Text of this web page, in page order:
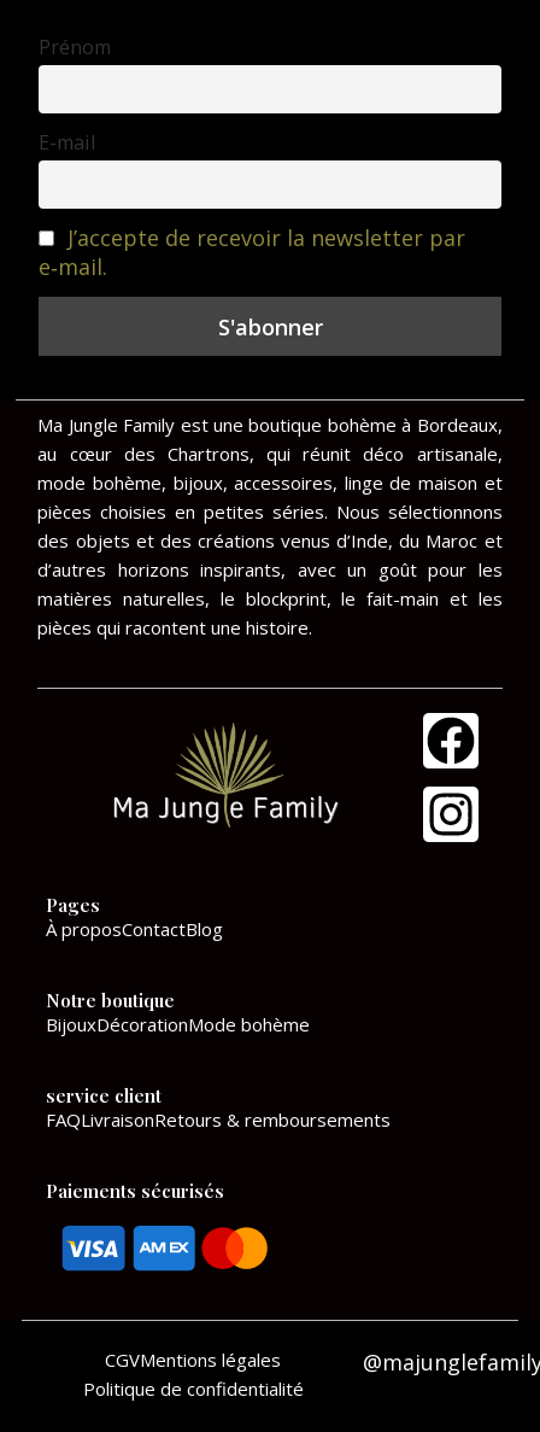
Prénom
E-mail
J’accepte de recevoir la newsletter par
e‑mail.
Ma Jungle Family est une boutique bohème à Bordeaux,
au cœur des Chartrons, qui réunit déco artisanale,
mode bohème, bijoux, accessoires, linge de maison et
pièces choisies en petites séries. Nous sélectionnons
des objets et des créations venus d’Inde, du Maroc et
d’autres horizons inspirants, avec un goût pour les
matières naturelles, le blockprint, le fait-main et les
pièces qui racontent une histoire.
F
a
c
I
n
s
Pages
À proposContactBlog
Notre boutique
BijouxDécorationMode bohème
service client
FAQLivraisonRetours & remboursements
Paiements sécurisés
CGVMentions légales
Politique de confidentialité